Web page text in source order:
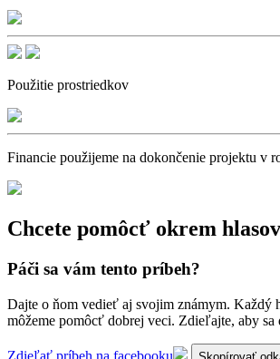
Použitie prostriedkov
Financie použijeme na dokončenie projektu v
Chcete pomôcť okrem
Páči sa vám tento príbeh?
Dajte o ňom vedieť aj svojim známym. Každý
môžeme pomôcť dobrej veci. Zdieľajte, aby
Zdieľať príbeh na facebooku